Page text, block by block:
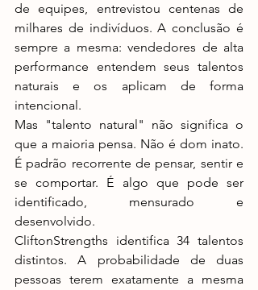
de equipes, entrevistou centenas de
milhares de indivíduos. A conclusão é
sempre a mesma: vendedores de alta
performance entendem seus talentos
naturais e os aplicam de forma
intencional.
Mas "talento natural" não significa o
que a maioria pensa. Não é dom inato.
É padrão recorrente de pensar, sentir e
se comportar. É algo que pode ser
identificado, mensurado e
desenvolvido.
CliftonStrengths identifica 34 talentos
distintos. A probabilidade de duas
pessoas terem exatamente a mesma